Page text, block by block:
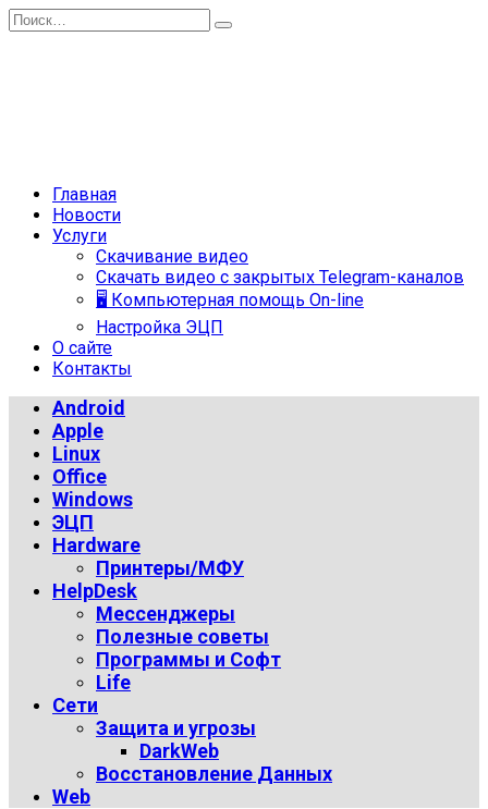
Перейти
к
Search
for:
Главная
Новости
Услуги
Скачивание видео
Скачать видео с закрытых Telegram-каналов
🖥 Компьютерная помощь On-line
Настройка ЭЦП
О сайте
Контакты
Android
Apple
Linux
Office
Windows
ЭЦП
Hardware
Принтеры/МФУ
HelpDesk
Мессенджеры
Полезные советы
Программы и Софт
Life
Сети
Защита и угрозы
DarkWeb
Восстановление Данных
Web